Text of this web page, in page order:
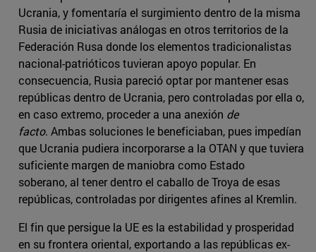
Ucrania, y fomentaría el surgimiento dentro de la misma
Rusia de iniciativas análogas en otros territorios de la
Federación Rusa donde los elementos tradicionalistas
nacional-patrióticos tuvieran apoyo popular. En
consecuencia, Rusia pareció optar por mantener esas
repúblicas dentro de Ucrania, pero controladas por ella o,
en caso extremo, proceder a una anexión de
facto. Ambas soluciones le beneficiaban, pues impedían
que Ucrania pudiera incorporarse a la OTAN y que tuviera
suficiente margen de maniobra como Estado
soberano, al tener dentro el caballo de Troya de esas
repúblicas, controladas por dirigentes afines al Kremlin.
El fin que persigue la UE es la estabilidad y prosperidad
en su frontera oriental, exportando a las repúblicas ex-